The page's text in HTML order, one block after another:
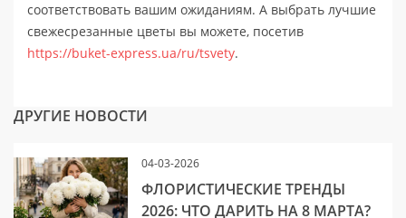
соответствовать вашим ожиданиям. А выбрать лучшие
свежесрезанные цветы вы можете, посетив
https://buket-express.ua/ru/tsvety.
ДРУГИЕ НОВОСТИ
04-03-2026
ФЛОРИСТИЧЕСКИЕ ТРЕНДЫ
2026: ЧТО ДАРИТЬ НА 8 МАРТА?